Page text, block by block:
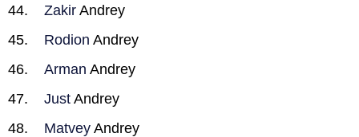
Zakir Andrey
Rodion Andrey
Arman Andrey
Just Andrey
Matvey Andrey